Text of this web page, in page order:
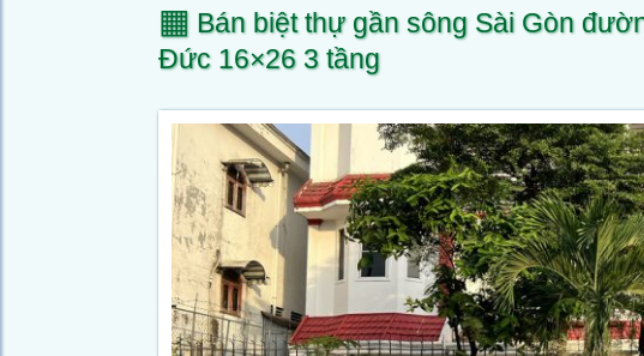
▦ Bán biệt thự gần sông Sài Gòn
Đức 16×26 3 tầng